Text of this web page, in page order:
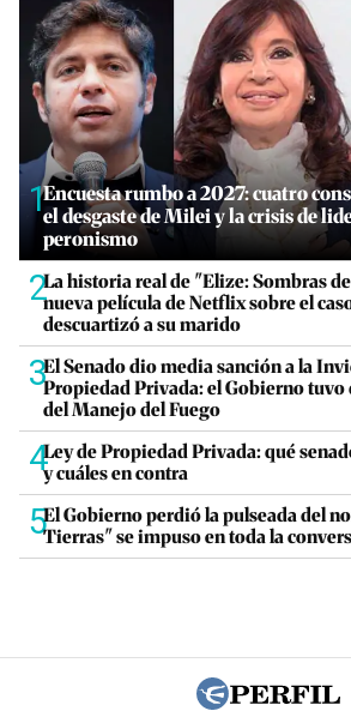
1Encuesta rumbo a 2027: cuatro
el desgaste de Milei y la crisis de
peronismo
2La historia real de "Elize: Sombras
nueva película de Netflix sobre el
descuartizó a su marido
3El Senado dio media sanción a la
Propiedad Privada: el Gobierno tuvo
del Manejo del Fuego
4Ley de Propiedad Privada: qué
y cuáles en contra
5El Gobierno perdió la pulseada del
Tierras" se impuso en toda la